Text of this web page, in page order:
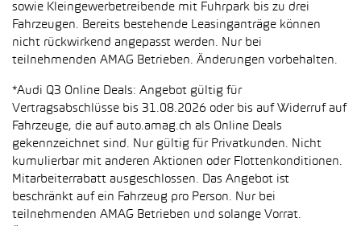
sowie Kleingewerbetreibende mit Fuhrpark bis zu drei
Fahrzeugen. Bereits bestehende Leasinganträge können
nicht rückwirkend angepasst werden. Nur bei
teilnehmenden AMAG Betrieben. Änderungen vorbehalten.
*Audi Q3 Online Deals: Angebot gültig für
Vertragsabschlüsse bis 31.08.2026 oder bis auf Widerruf auf
Fahrzeuge, die auf auto.amag.ch als Online Deals
gekennzeichnet sind. Nur gültig für Privatkunden. Nicht
kumulierbar mit anderen Aktionen oder Flottenkonditionen.
Mitarbeiterrabatt ausgeschlossen. Das Angebot ist
beschränkt auf ein Fahrzeug pro Person. Nur bei
teilnehmenden AMAG Betrieben und solange Vorrat.